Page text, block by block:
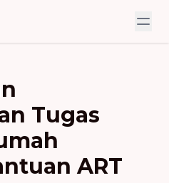
Tugas
ART